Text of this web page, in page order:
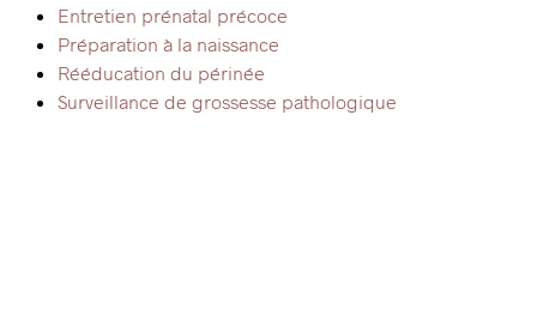
Entretien prénatal précoce
Préparation à la naissance
Rééducation du périnée
Surveillance de grossesse pathologique